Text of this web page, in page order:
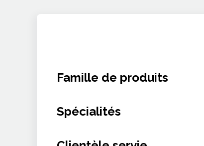
Famille de produits
Non renseigné
Spécialités
Non renseigné